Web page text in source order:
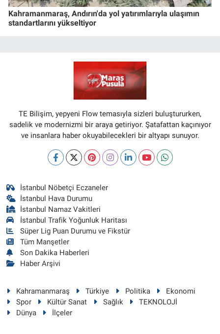
Kahramanmaraş, Andırın'da yol yatırımlarıyla ulaşımın
standartlarını yükseltiyor
TE Bilişim, yepyeni Flow temasıyla sizleri buluştururken,
sadelik ve modernizmi bir araya getiriyor. Şatafattan kaçınıyor
ve insanlara haber okuyabilecekleri bir altyapı sunuyor.
İstanbul Nöbetçi Eczaneler
İstanbul Hava Durumu
İstanbul Namaz Vakitleri
İstanbul Trafik Yoğunluk Haritası
Süper Lig Puan Durumu ve Fikstür
Tüm Manşetler
Son Dakika Haberleri
Haber Arşivi
Kahramanmaraş Türkiye Politika
Ekonomi
Spor
Kültür Sanat Sağlık
TEKNOLOJİ
Dünya
İlçeler